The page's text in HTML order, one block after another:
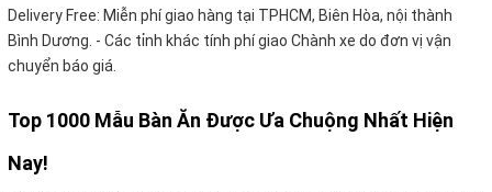
Delivery Free: Miễn phí giao hàng tại TPHCM, Biên Hòa, nội thành
Bình Dương. - Các tỉnh khác tính phí giao Chành xe do đơn vị vận
chuyển báo giá.
Top 1000 Mẫu Bàn Ăn Được Ưa Chuộng Nhất Hiện
Nay!